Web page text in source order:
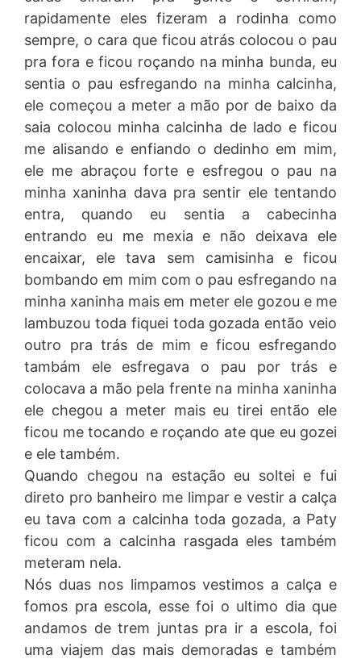
rapidamente eles fizeram a rodinha como
sempre, o cara que ficou atrás colocou o pau
pra fora e ficou roçando na minha bunda, eu
sentia o pau esfregando na minha calcinha,
ele começou a meter a mão por de baixo da
saia colocou minha calcinha de lado e ficou
me alisando e enfiando o dedinho em mim,
ele me abraçou forte e esfregou o pau na
minha xaninha dava pra sentir ele tentando
entra, quando eu sentia a cabecinha
entrando eu me mexia e não deixava ele
encaixar, ele tava sem camisinha e ficou
bombando em mim com o pau esfregando na
minha xaninha mais em meter ele gozou e me
lambuzou toda fiquei toda gozada então veio
outro pra trás de mim e ficou esfregando
tambám ele esfregava o pau por trás e
colocava a mão pela frente na minha xaninha
ele chegou a meter mais eu tirei então ele
ficou me tocando e roçando ate que eu gozei
e ele também.
Quando chegou na estação eu soltei e fui
direto pro banheiro me limpar e vestir a calça
eu tava com a calcinha toda gozada, a Paty
ficou com a calcinha rasgada eles também
meteram nela.
Nós duas nos limpamos vestimos a calça e
fomos pra escola, esse foi o ultimo dia que
andamos de trem juntas pra ir a escola, foi
uma viajem das mais demoradas e também